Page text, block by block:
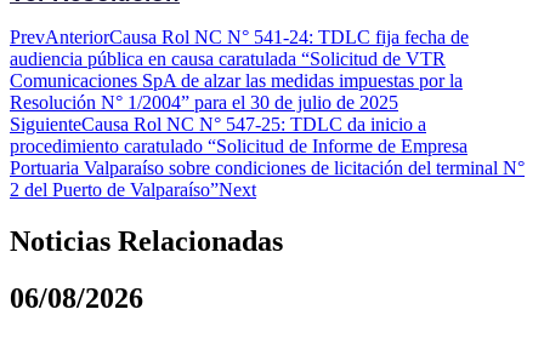
PrevAnteriorCausa Rol NC N° 541-24: TDLC fija fecha de
audiencia pública en causa caratulada “Solicitud de VTR
Comunicaciones SpA de alzar las medidas impuestas por la
Resolución N° 1/2004” para el 30 de julio de 2025
SiguienteCausa Rol NC N° 547-25: TDLC da inicio a
procedimiento caratulado “Solicitud de Informe de Empresa
Portuaria Valparaíso sobre condiciones de licitación del terminal N°
2 del Puerto de Valparaíso”Next
Noticias Relacionadas
06/08/2026